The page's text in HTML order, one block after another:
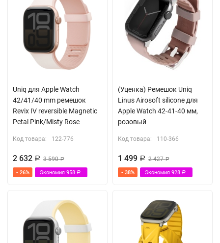
Uniq для Apple Watch
42/41/40 mm ремешок
Revix IV reversible Magnetic
Petal Pink/Misty Rose
Код товара: 122-776
2 632 Р 3 590Р
- 26% Экономия 958 Р
(Уценка) Ремешок Uniq
Linus Airosoft silicone для
Apple Watch 42-41-40 мм,
розовый
Код товара: 110-366
1 499 Р 2 427Р
- 38% Экономия 928 Р